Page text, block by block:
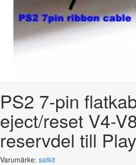
PS2 7-pin
eject/reset V4-
reservdel till
Varumärke: satkit